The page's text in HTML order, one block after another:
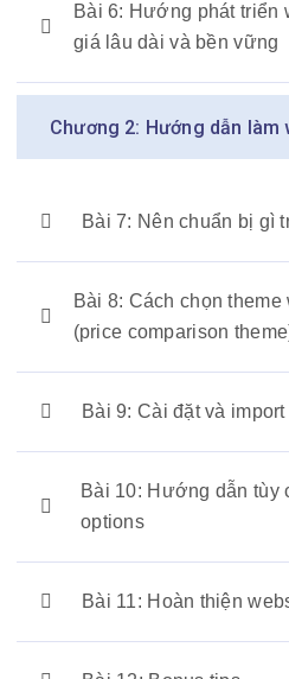
Bài 6: Hướng phát triển
giá lâu dài và bền vững
Chương 2: Hướng dẫn làm
Bài 7: Nên chuẩn bị gì
Bài 8: Cách chọn theme
(price comparison
Bài 9: Cài đặt và
Bài 10: Hướng dẫn tùy
options
Bài 11: Hoàn thiện